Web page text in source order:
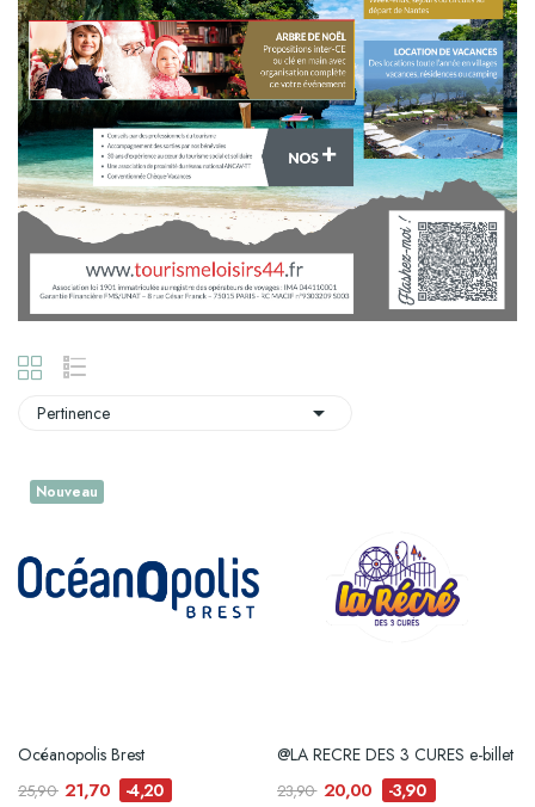
Pertinence 
Nouveau
Océanopolis Brest
25,90 21,70 -4,20
@LA RECRE DES 3 CURES e-billet
23,90 20,00 -3,90